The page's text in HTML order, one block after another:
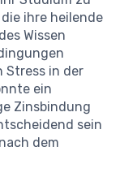
ihre heilende
Wissen
Stress in der
ein
Zinsbindung
sein
dem